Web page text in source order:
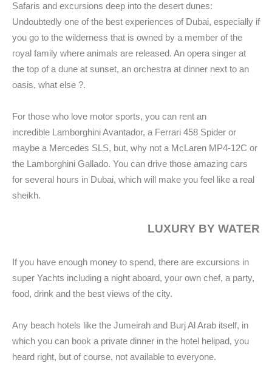
Safaris and excursions deep into the desert dunes:
Undoubtedly one of the best experiences of Dubai, especially if
you go to the wilderness that is owned by a member of the
royal family where animals are released. An opera singer at
the top of a dune at sunset, an orchestra at dinner next to an
oasis, what else ?.
For those who love motor sports, you can rent an
incredible Lamborghini Avantador, a Ferrari 458 Spider or
maybe a Mercedes SLS, but, why not a McLaren MP4-12C or
the Lamborghini Gallado. You can drive those amazing cars
for several hours in Dubai, which will make you feel like a real
sheikh.
LUXURY BY WATER
If you have enough money to spend, there are excursions in
super Yachts including a night aboard, your own chef, a party,
food, drink and the best views of the city.
Any beach hotels like the Jumeirah and Burj Al Arab itself, in
which you can book a private dinner in the hotel helipad, you
heard right, but of course, not available to everyone.